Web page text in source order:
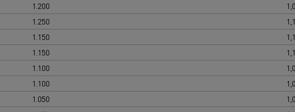
1.200
1.250
1.150
1.150
1.100
1.100
1.050